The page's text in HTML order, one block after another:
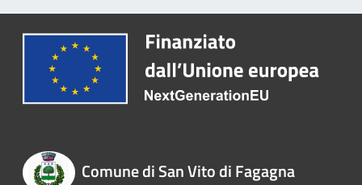
Comune di San Vito di Fagagna